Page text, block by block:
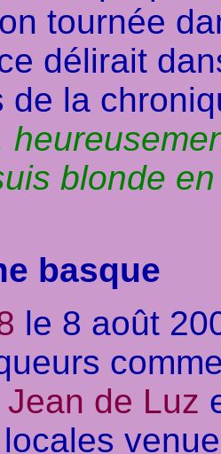
tournée
délirait
de la
blonde
basque
le 8 août
Jean de Luz